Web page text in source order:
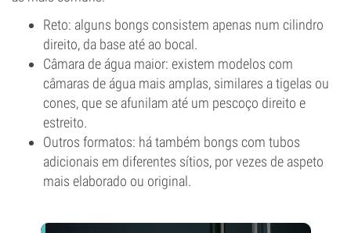
Reto: alguns bongs consistem apenas num cilindro
direito, da base até ao bocal.
Câmara de água maior: existem modelos com
câmaras de água mais amplas, similares a tigelas ou
cones, que se afunilam até um pescoço direito e
estreito.
Outros formatos: há também bongs com tubos
adicionais em diferentes sítios, por vezes de aspeto
mais elaborado ou original.